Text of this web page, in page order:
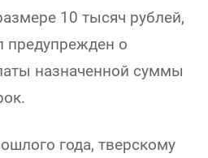
10 тысяч рублей,
предупрежден о
назначенной суммы
года, тверскому